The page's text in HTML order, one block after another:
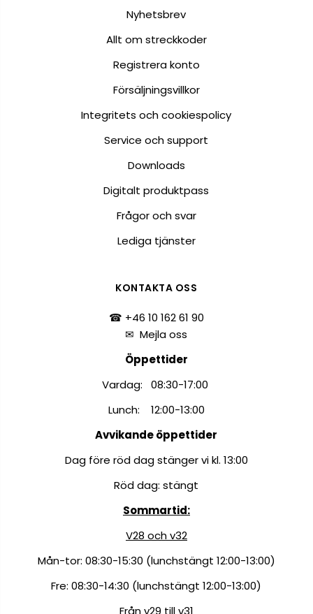
Nyhetsbrev
Allt om streckkoder
Registrera konto
Försäljningsvillkor
Integritets och cookiespolicy
Service och support
Downloads
Digitalt produktpass
Frågor och svar
Lediga tjänster
KONTAKTA OSS
☎ +46 10 162 61 90
✉Mejla oss
Öppettider
Vardag: 08:30-17:00
Lunch: 12:00-13:00
Avvikande öppettider
Dag före röd dag stänger vi kl. 13:00
Röd dag: stängt
Sommartid:
V28 och v32
Mån-tor: 08:30-15:30 (lunchstängt 12:00-13:00)
Fre: 08:30-14:30 (lunchstängt 12:00-13:00)
Från v29 till v31